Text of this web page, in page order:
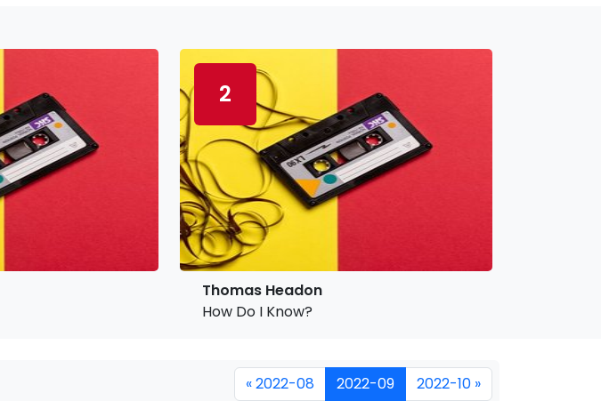
2
Thomas Headon
How Do I Know?
« 2022-08 2022-09 2022-10 »